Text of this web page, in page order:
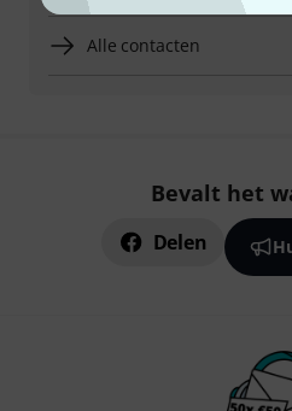
Alle contacten
Bevalt het
Delen